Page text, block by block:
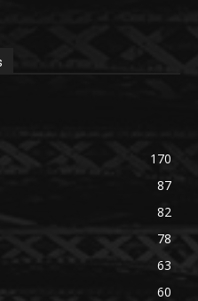
170
87
82
78
63
60